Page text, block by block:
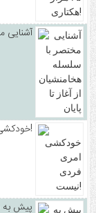
آشنایی
خودکشی امری فردی نیست!
پیش به